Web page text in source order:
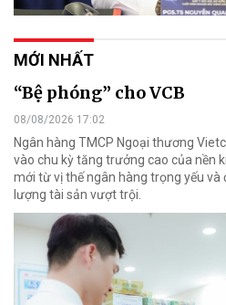
MỚI NHẤT
“Bệ phóng” cho VCB
08/08/2026 17:02
Ngân hàng TMCP Ngoại thương
vào chu kỳ tăng trưởng cao của nền
mới từ vị thế ngân hàng trọng yếu và
lượng tài sản vượt trội.